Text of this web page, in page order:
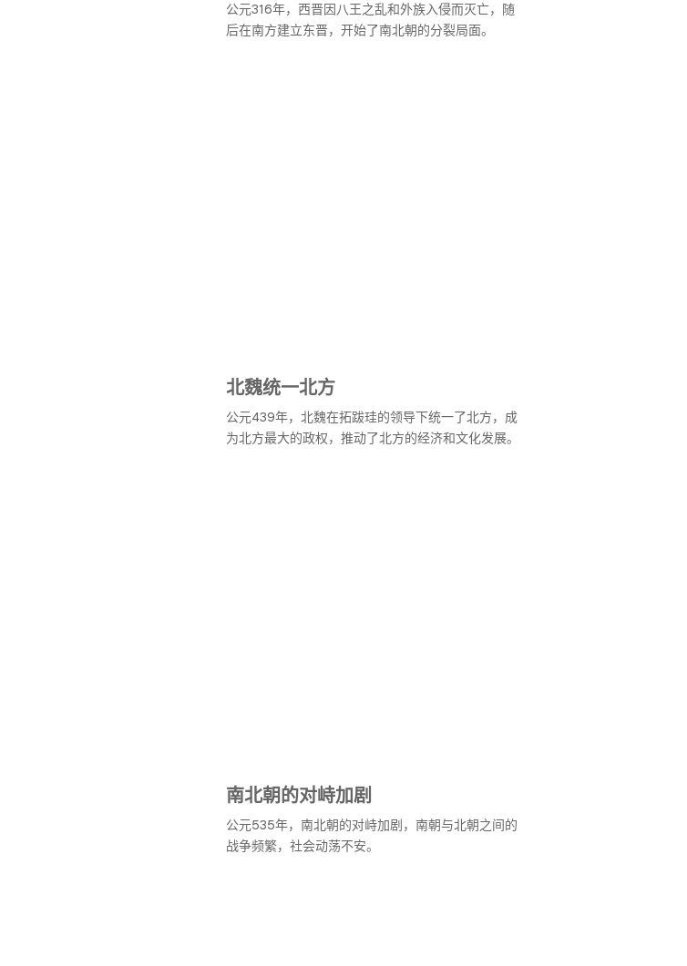
公元316年，西晋因八王之乱和外族入侵而灭亡，随
后在南方建立东晋，开始了南北朝的分裂局面。
北魏统一北方
公元439年，北魏在拓跋珪的领导下统一了北方，成
为北方最大的政权，推动了北方的经济和文化发展。
南北朝的对峙加剧
公元535年，南北朝的对峙加剧，南朝与北朝之间的
战争频繁，社会动荡不安。